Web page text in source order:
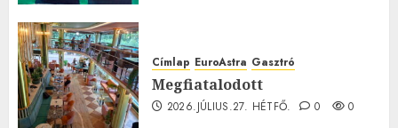
Címlap EuroAstra Gasztró
Megfiatalodott
2026.JÚLIUS.27. HÉTFŐ. 0 0